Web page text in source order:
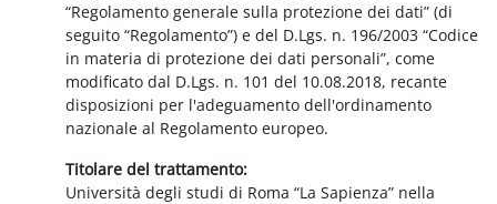
“Regolamento generale sulla protezione dei dati” (di
seguito “Regolamento”) e del D.Lgs. n. 196/2003 “Codice
in materia di protezione dei dati personali”, come
modificato dal D.Lgs. n. 101 del 10.08.2018, recante
disposizioni per l'adeguamento dell'ordinamento
nazionale al Regolamento europeo.
Titolare del trattamento:
Università degli studi di Roma “La Sapienza” nella